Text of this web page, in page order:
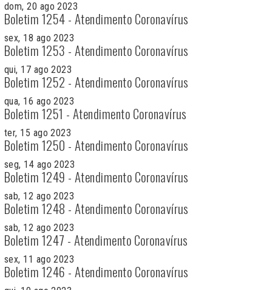
dom, 20 ago 2023
Boletim 1254 - Atendimento Coronavírus
sex, 18 ago 2023
Boletim 1253 - Atendimento Coronavírus
qui, 17 ago 2023
Boletim 1252 - Atendimento Coronavírus
qua, 16 ago 2023
Boletim 1251 - Atendimento Coronavírus
ter, 15 ago 2023
Boletim 1250 - Atendimento Coronavírus
seg, 14 ago 2023
Boletim 1249 - Atendimento Coronavírus
sab, 12 ago 2023
Boletim 1248 - Atendimento Coronavírus
sab, 12 ago 2023
Boletim 1247 - Atendimento Coronavírus
sex, 11 ago 2023
Boletim 1246 - Atendimento Coronavírus